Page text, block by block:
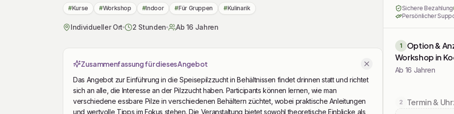
#Kurse #Workshop #Indoor #Für Gruppen #Kulinarik
Individueller Ort 2 Stunden Ab 16 Jahren
Zusammenfassung für dieses Angebot
Das Angebot zur Einführung in die Speisepilzzucht in Behältnissen findet drinnen statt und richtet
sich an alle, die Interesse an der Pilzzucht haben. Participants können lernen, wie man
verschiedene essbare Pilze in verschiedenen Behältern züchtet, wobei praktische Anleitungen
und wertvolle Tipps im Fokus stehen. Die Veranstaltung bietet sowohl theoretische Einblicke als
Sichere Bezahlung
Persönlicher
1
Option &
Workshop in
Ab 16 Jahren
2 Termin &